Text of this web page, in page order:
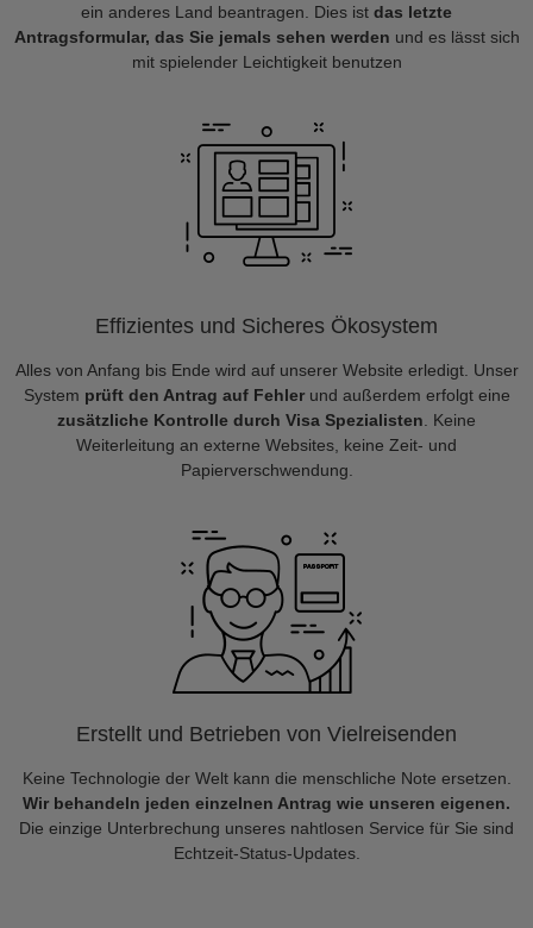
ein anderes Land beantragen. Dies ist das letzte
Antragsformular, das Sie jemals sehen werden und es lässt sich
mit spielender Leichtigkeit benutzen
Effizientes und Sicheres Ökosystem
Alles von Anfang bis Ende wird auf unserer Website erledigt. Unser
System prüft den Antrag auf Fehlerund außerdem erfolgt eine
zusätzliche Kontrolle durch Visa Spezialisten . Keine
Weiterleitung an externe Websites, keine Zeit- und
Papierverschwendung.
Erstellt und Betrieben von Vielreisenden
Keine Technologie der Welt kann die menschliche Note ersetzen.
Wir behandeln jeden einzelnen Antrag wie unseren eigenen.
Die einzige Unterbrechung unseres nahtlosen Service für Sie sind
Echtzeit-Status-Updates.